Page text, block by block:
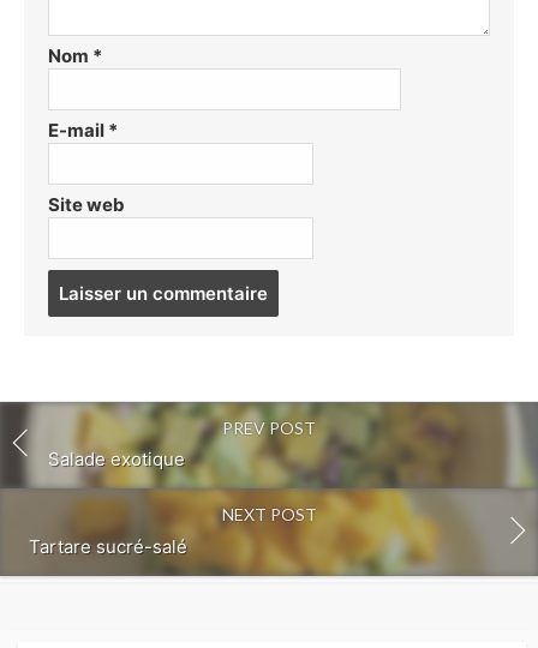
Nom *
E-mail *
Site web
PREV POST
Salade exotique
NEXT POST
Tartare sucré-salé